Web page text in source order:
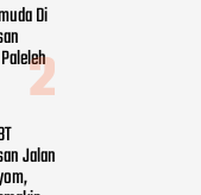
Di
Jalan